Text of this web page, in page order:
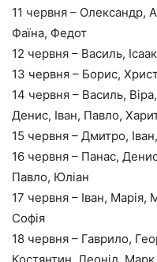
11 червня – Олександр,
Фаїна, Федот
12 червня – Василь,
13 червня – Борис,
14 червня – Василь,
Денис, Іван, Павло,
15 червня – Дмитро,
16 червня – Панас,
Павло, Юліан
17 червня – Іван,
Софія
18 червня – Гаврило,